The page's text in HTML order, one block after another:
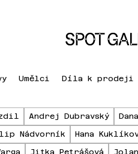
Umělci Díla k prodeji
Andrej Dubravský
Nádvorník Hana
Jitka Petrášová